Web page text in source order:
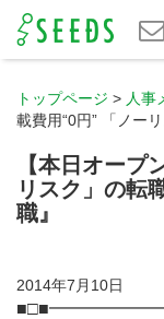
トップページ > 人事
載費用“0円” 「ノー
【本日オープ
リスク」の転
職』
2014年7月10日